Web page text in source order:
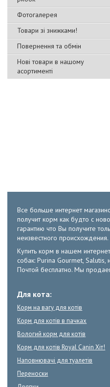
Фотогалерея
Товари зі знижками!
Повернення та обмін
Нові товари в нашому
асортименті
Все больше интернет
получит корм как будто с
гарантию что Вы получите
неизвестного
Купить корм в нашем
собак: Purina Gourmet,
Почтой бесплатно. Мы
Для кота:
Корм на вагу для котів
Корм для котів в пачках
Вологий корм для котів
Корм для котів Royal Canin Хіт!
Наповнювачі для туалетів
Переноски